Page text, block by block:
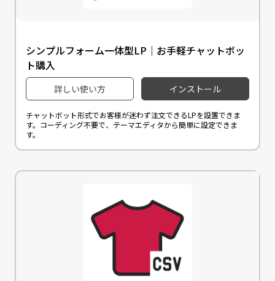
シンプルフォーム一体型LP｜お手軽チャットボッ
ト購入
詳しい使い方 インストール
チャットボット形式でお客様が迷わず注文できるLPを設置できま
す。コーディング不要で、テーマエディタから簡単に設定できま
す。